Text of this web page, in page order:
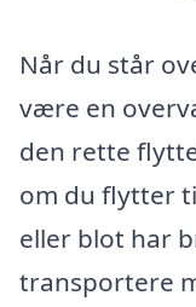
Når du står
være en
den rette
om du flytter
eller blot har
transportere